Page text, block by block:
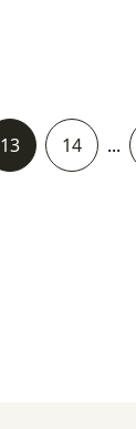
13 14 ...